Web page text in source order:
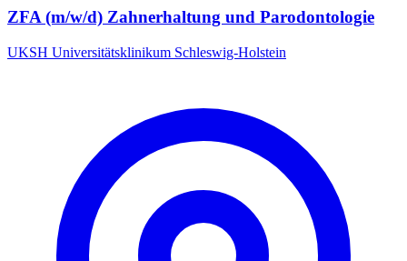
ZFA (m/w/d) Zahnerhaltung und Parodontologie
UKSH Universitätsklinikum Schleswig-Holstein